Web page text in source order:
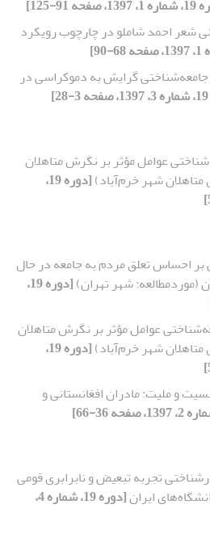
91-125]
شعر احمد شاملو در چارچوب رویکرد
گرایش به دموکراسی در
عوامل مؤثر بر نگرش متاهلان
متاهلان شهر خرم‌آباد)
[دوره 19،
بر احساس تعلق مردم به جامعه در حال
(موردمطالعه: شهر تهران)
[دوره 19،
عوامل مؤثر بر نگرش متاهلان
متاهلان شهر خرم‌آباد)
[دوره 19،
و ملیت: مادران افغانستانی و
تجربه تبعیض و نابرابری قومی
ایران
[دوره 19، شماره 4،